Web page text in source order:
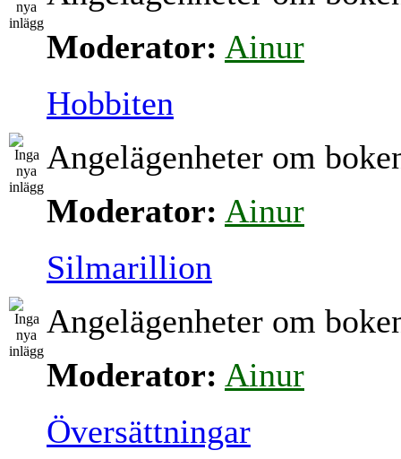
Moderator: Ainur
Hobbiten
Angelägenheter om
Moderator: Ainur
Silmarillion
Angelägenheter om
Moderator: Ainur
Översättningar